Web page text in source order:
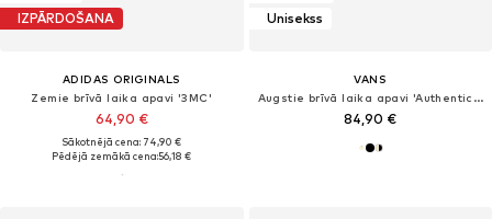
IZPĀRDOŠANA
ADIDAS ORIGINALS
Zemie brīvā laika apavi '3MC'
64,90 €
Sākotnējā cena: 74,90 €
Pēdējā zemākā cena:56,18 €
Unisekss
VANS
Augstie brīvā laika apavi 'Authentic Hi 2.0'
84,90 €